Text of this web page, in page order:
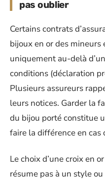
pas oublier
Certains contrats
bijoux en or des mineurs
uniquement au-delà
conditions (déclaration
Plusieurs assureurs
leurs notices. Garder la
du bijou porté constitue
faire la différence en cas
Le choix d’une croix en
résume pas à un style ou